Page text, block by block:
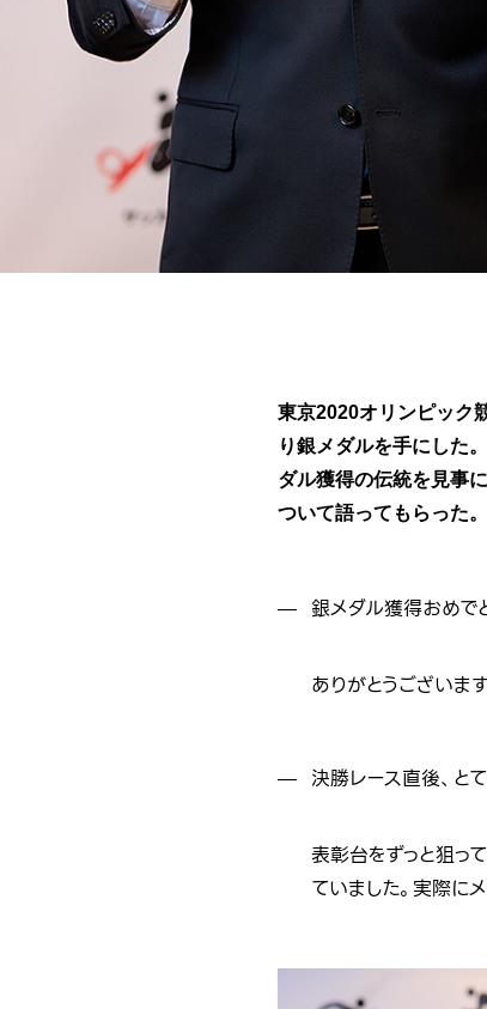
東京2020オリンピック
り銀メダルを手にした
ダル獲得の伝統を見事
ついて語ってもらった。
銀メダル獲得おめで
ありがとうございます
決勝レース直後、と
表彰台をずっと狙っ
ていました。実際に